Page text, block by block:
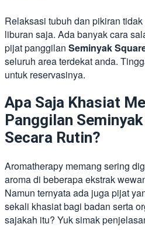
Relaksasi tubuh dan pikiran
liburan saja. Ada banyak cara
pijat panggilan Seminyak
seluruh area terdekat anda.
untuk reservasinya.
Apa Saja Khasiat
Panggilan
Secara Rutin?
Aromatherapy memang sering
aroma di beberapa ekstrak
Namun ternyata ada juga pijat
sekali khasiat bagi badan serta
sajakah itu? Yuk simak